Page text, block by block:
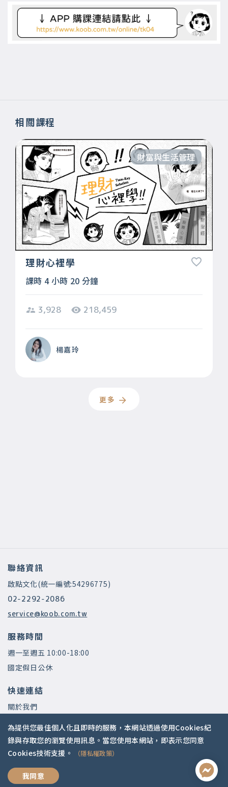
理財心裡學
相關課程
財富與生活管理
理財心裡學
課時 4 小時 20 分鐘
3,928 218,459
楊嘉玲
更多
聯絡資訊
啟點文化(統一編號:54296775)
02-2292-2086
service@koob.com.tw
服務時間
週一至週五 10:00-18:00
國定假日公休
快速連結
關於我們
師資陣容
社群媒體
為提供您最佳個人化且即時的服務，本網站透過使用Cookies紀
錄與存取您的瀏覽使用訊息。當您使用本網站，即表示您同意
Cookies技術支援。
（隱私權政策）
我同意